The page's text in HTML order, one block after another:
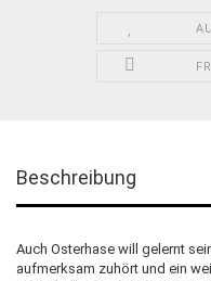
Beschreibung
Auch Osterhase will gelernt
aufmerksam zuhört und ein